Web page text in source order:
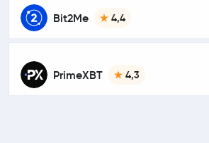
Bit2Me 4,4
PrimeXBT 4,3